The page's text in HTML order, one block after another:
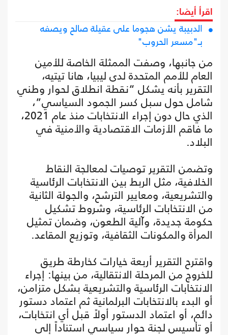
اقرأ أيضا:
الدبيبة يشن هجوما على عقيلة صالح ويصفه
بـ"مسعر الحروب"
من جانبها، وصفت الممثلة الخاصة للأمين
العام للأمم المتحدة لدى ليبيا، هانا تيتيه،
التقرير بأنه يشكل “نقطة انطلاق لحوار وطني
شامل حول سبل كسر الجمود السياسي”،
الذي حال دون إجراء الانتخابات منذ عام 2021،
ما فاقم الأزمات الاقتصادية والأمنية في
البلاد.
وتضمن التقرير توصيات لمعالجة النقاط
الخلافية، مثل الربط بين الانتخابات الرئاسية
والتشريعية، ومعايير الترشح، والجولة الثانية
من الانتخابات الرئاسية، وشروط تشكيل
حكومة جديدة، وآلية الطعون، وضمان تمثيل
المرأة والمكونات الثقافية، وتوزيع المقاعد.
واقترح التقرير أربعة خيارات كخارطة طريق
للخروج من المرحلة الانتقالية، من بينها: إجراء
الانتخابات الرئاسية والتشريعية بشكل متزامن،
أو البدء بالانتخابات البرلمانية ثم اعتماد دستور
دائم، أو اعتماد الدستور أولاً قبل أي انتخابات،
أو تأسيس لجنة حوار سياسي استناداً إلى